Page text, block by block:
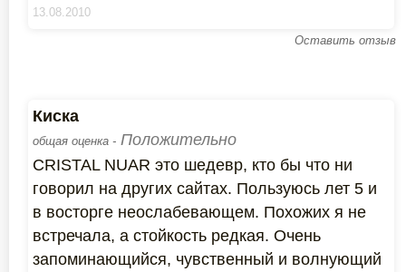
13.08.2010
Оставить отзыв
Киска
общая оценка - Положительно
CRISTAL NUAR это шедевр, кто бы что ни
говорил на других сайтах. Пользуюсь лет 5 и
в восторге неослабевающем. Похожих я не
встречала, а стойкость редкая. Очень
запоминающийся, чувственный и волнующий